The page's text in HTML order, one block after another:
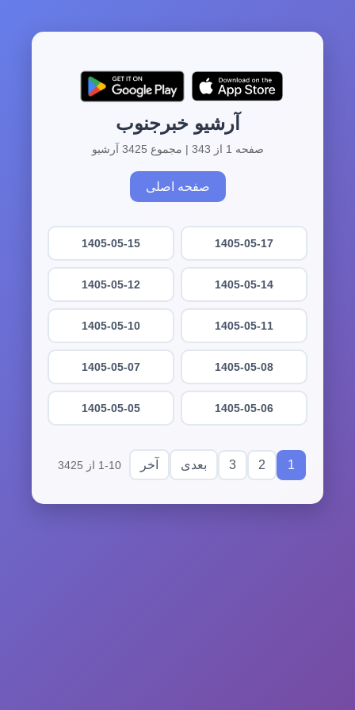
آرشیو خبرجنوب
صفحه 1 از 343 | مجموع 3425 آرشیو
صفحه اصلی
1405-05-17
1405-05-15
1405-05-14
1405-05-12
1405-05-11
1405-05-10
1405-05-08
1405-05-07
1405-05-06
1405-05-05
1
2
3 بعدی آخر 1-10 از 3425